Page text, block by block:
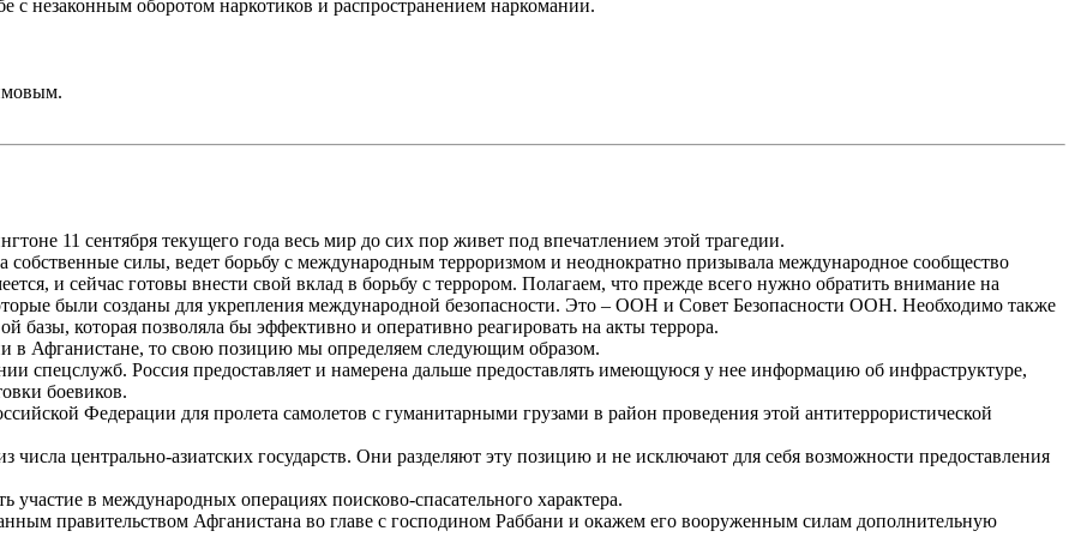
оборотом наркотиков и распространением наркомании.
11 сентября текущего года весь мир до сих пор живет под впечатлением этой трагедии.
силы, ведет борьбу с международным терроризмом и неоднократно призывала международное сообщество
и сейчас готовы внести свой вклад в борьбу с террором. Полагаем, что прежде всего нужно обратить внимание на
были созданы для укрепления международной безопасности. Это – ООН и Совет Безопасности ООН. Необходимо также
базы, которая позволяла бы эффективно и оперативно реагировать на акты террора.
в Афганистане, то свою позицию мы определяем следующим образом.
Россия предоставляет и намерена дальше предоставлять имеющуюся у нее информацию об инфраструктуре,
боевиков.
Федерации для пролета самолетов с гуманитарными грузами в район проведения этой антитеррористической
центрально-азиатских государств. Они разделяют эту позицию и не исключают для себя возможности предоставления
в международных операциях поисково-спасательного характера.
правительством Афганистана во главе с господином Раббани и окажем его вооруженным силам дополнительную